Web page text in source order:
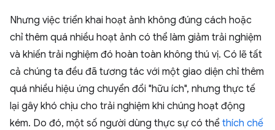
Nhưng việc triển khai hoạt ảnh không đúng cách hoặc
chỉ thêm quá nhiều hoạt ảnh có thể làm giảm trải nghiệm
và khiến trải nghiệm đó hoàn toàn không thú vị. Có lẽ tất
cả chúng ta đều đã tương tác với một giao diện chỉ thêm
quá nhiều hiệu ứng chuyển đổi "hữu ích", nhưng thực tế
lại gây khó chịu cho trải nghiệm khi chúng hoạt động
kém. Do đó, một số người dùng thực sự có thể thích chế